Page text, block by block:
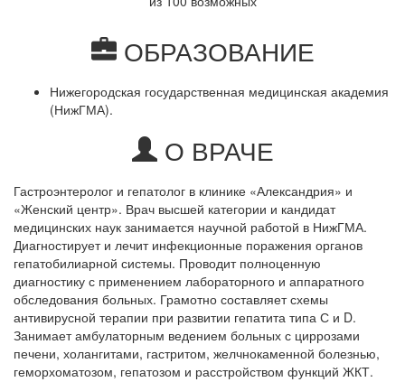
ОБРАЗОВАНИЕ
Нижегородская государственная медицинская академия
(НижГМА).
О ВРАЧЕ
Гастроэнтеролог и гепатолог в клинике «Александрия» и
«Женский центр». Врач высшей категории и кандидат
медицинских наук занимается научной работой в НижГМА.
Диагностирует и лечит инфекционные поражения органов
гепатобилиарной системы. Проводит полноценную
диагностику с применением лабораторного и аппаратного
обследования больных. Грамотно составляет схемы
антивирусной терапии при развитии гепатита типа С и D.
Занимает амбулаторным ведением больных с циррозами
печени, холангитами, гастритом, желчнокаменной болезнью,
геморхоматозом, гепатозом и расстройством функций ЖКТ.